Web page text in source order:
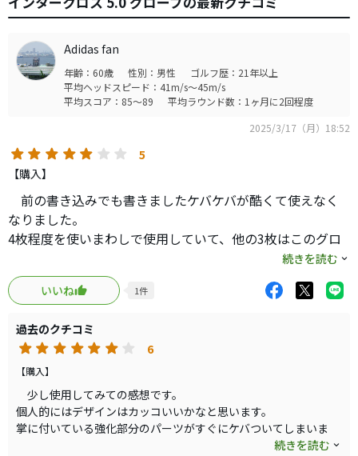
Adidas fan
年齢：60歳 性別：男性
ゴルフ歴：21年以上
平均ヘッドスピード：41m/s～45m/s
平均スコア：85～89
平均ラウンド数：1ヶ月に2回程度
2025/3/17（月）18:52
5
【購入】
前の書き込みでも書きましたケバケバが酷くて使えなく
なりました。
4枚程度を使いまわしで使用していて、他の3枚はこのグロ
ーブよりも長く使用しているのに問題なく使えているの
で、耐久性はよくないと思います。
安く買えたので消耗品と思って諦められるけれど、マーク
続きを読む
いいね
1件
過去のクチコミ
6
【購入】
少し使用してみての感想です。
個人的にはデザインはカッコいいかなと思います。
掌に付いている強化部分のパーツがすぐにケバついてしまいま
続きを読む